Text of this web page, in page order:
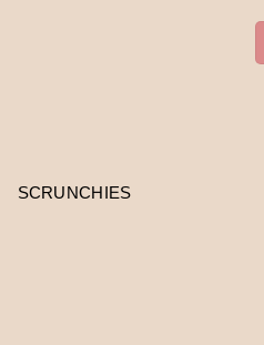
SCRUNCHIES